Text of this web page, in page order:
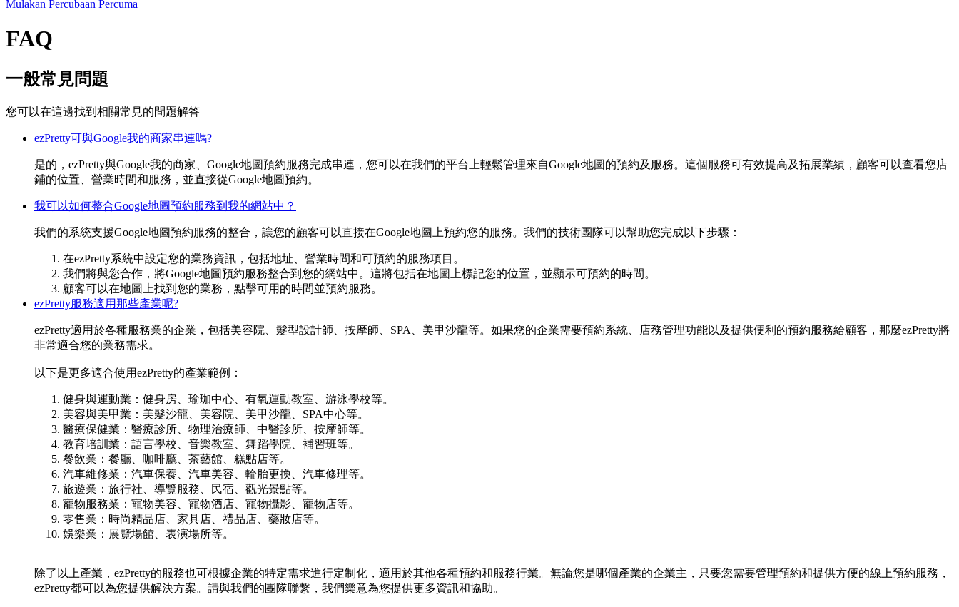
Mulakan Percubaan Percuma
FAQ
一般常見問題
您可以在這邊找到相關常見的問題解答
ezPretty可與Google我的商家串連嗎?
是的，ezPretty與Google我的商家、Google地圖預約服務完成串連，您可以在我們的平台上輕鬆管理來自Google地圖的預約及服務。這個服務可有效提高及拓展業績，顧客可以查看您店
鋪的位置、營業時間和服務，並直接從Google地圖預約。
我可以如何整合Google地圖預約服務到我的網站中？
我們的系統支援Google地圖預約服務的整合，讓您的顧客可以直接在Google地圖上預約您的服務。我們的技術團隊可以幫助您完成以下步驟：
在ezPretty系統中設定您的業務資訊，包括地址、營業時間和可預約的服務項目。
我們將與您合作，將Google地圖預約服務整合到您的網站中。這將包括在地圖上標記您的位置，並顯示可預約的時間。
顧客可以在地圖上找到您的業務，點擊可用的時間並預約服務。
ezPretty服務適用那些產業呢?
ezPretty適用於各種服務業的企業，包括美容院、髮型設計師、按摩師、SPA、美甲沙龍等。如果您的企業需要預約系統、店務管理功能以及提供便利的預約服務給顧客，那麼ezPretty將
非常適合您的業務需求。
以下是更多適合使用ezPretty的產業範例：
健身與運動業：健身房、瑜珈中心、有氧運動教室、游泳學校等。
美容與美甲業：美髮沙龍、美容院、美甲沙龍、SPA中心等。
醫療保健業：醫療診所、物理治療師、中醫診所、按摩師等。
教育培訓業：語言學校、音樂教室、舞蹈學院、補習班等。
餐飲業：餐廳、咖啡廳、茶藝館、糕點店等。
汽車維修業：汽車保養、汽車美容、輪胎更換、汽車修理等。
旅遊業：旅行社、導覽服務、民宿、觀光景點等。
寵物服務業：寵物美容、寵物酒店、寵物攝影、寵物店等。
零售業：時尚精品店、家具店、禮品店、藥妝店等。
娛樂業：展覽場館、表演場所等。
除了以上產業，ezPretty的服務也可根據企業的特定需求進行定制化，適用於其他各種預約和服務行業。無論您是哪個產業的企業主，只要您需要管理預約和提供方便的線上預約服務，
ezPretty都可以為您提供解決方案。請與我們的團隊聯繫，我們樂意為您提供更多資訊和協助。